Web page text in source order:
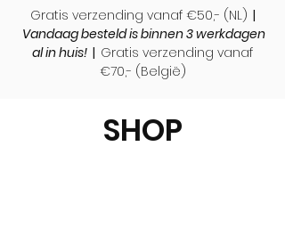
Gratis verzending vanaf €50,- (NL) |
Vandaag besteld is binnen 3 werkdagen
al in huis! | Gratis verzending vanaf
€70,- (België)
SHOP